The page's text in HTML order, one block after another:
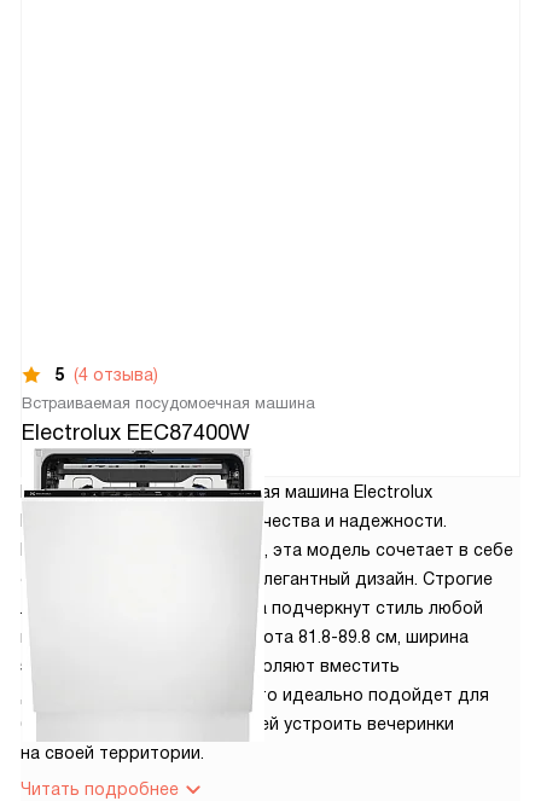
5 (4 отзыва)
Встраиваемая посудомоечная машина
Electrolux EEC87400W
163 640руб.
Встраиваемая посудомоечная машина Electrolux
EEC87400W — это символ качества и надежности.
Произведенная в Евросоюзе, эта модель сочетает в себе
современные технологии и элегантный дизайн. Строгие
линии и черный цвет корпуса подчеркнут стиль любой
кухни. Габариты техники (высота 81.8-89.8 см, ширина
59.6 см и глубина 56 см) позволяют вместить
до 14 комплектов посуды, что идеально подойдет для
больших семей или любителей устроить вечеринки
на своей территории.
Читать подробнее